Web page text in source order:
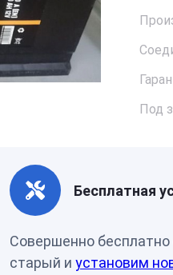
Под
Бесплатная
Совершенно
старый и установим